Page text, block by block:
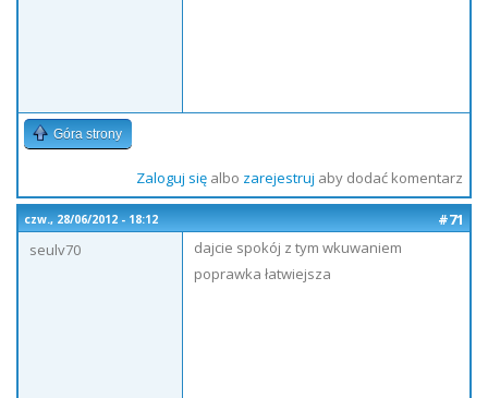
Góra strony
Zaloguj sięalbo zarejestruj aby dodać komentarz
czw., 28/06/2012 - 18:12
#71
seulv70
dajcie spokój z tym wkuwaniem
poprawka łatwiejsza